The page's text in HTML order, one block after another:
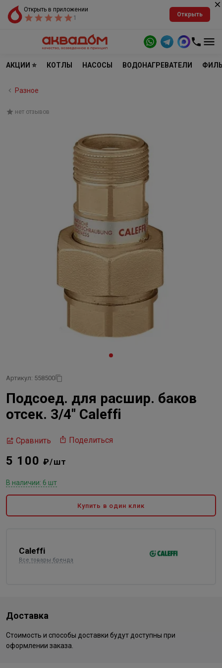
Открыть в приложении
1
Открыть
АКЦИИ ⭐ КОТЛЫ НАСОСЫ ВОДОНАГРЕВАТЕЛИ
Разное
нет отзывов
Артикул: 558500
Подсоед. для расшир. баков
отсек. 3/4" Caleffi
Сравнить Поделиться
5 100₽/шт
В наличии: 6 шт
Купить в один клик
Caleffi
Все товары бренда
Доставка
Стоимость и способы доставки будут доступны при
оформлении заказа.